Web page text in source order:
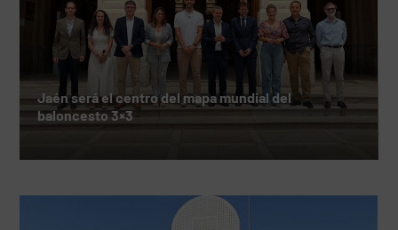
Jaén será el centro del mapa mundial del
baloncesto 3×3